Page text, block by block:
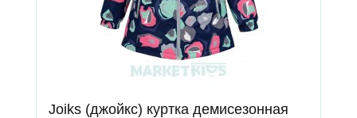
Joiks (джойкс) куртка демисезонная